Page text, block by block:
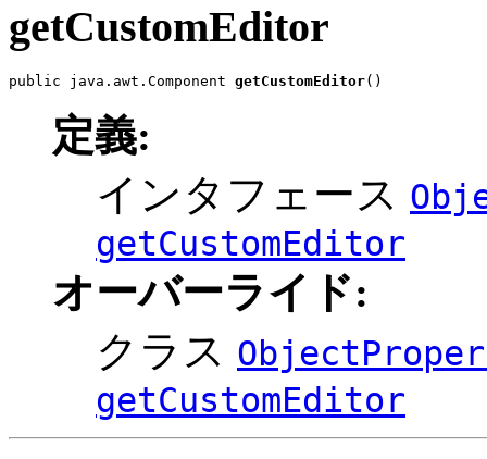
getCustomEditor
public java.awt.Component getCustomEditor()
定義:
インタフェース
getCustomEditor
オーバーライド:
クラス
getCustomEditor